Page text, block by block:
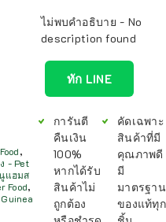
,
- Pet
แฮมส
Food,
ไม่พบคำอธิบาย - No
description found
ทัก LINE
การันตี
คืนเงิน
100%
หากได้รับ
สินค้าไม่
ถูกต้อง
คัดเฉพาะ
สินค้าที่มี
คุณภาพดี
มี
มาตรฐาน
ของแท้ทุก